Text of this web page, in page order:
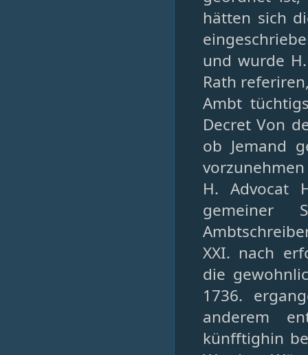
hätten sich
und wurde
Rath
Ambt
Decret Von
ob Jemand
H. Advocat
gemeiner
XXI. nach
die
1736.
anderem
künfftighin